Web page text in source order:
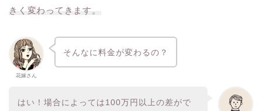
きく変わってきます。
花嫁さん
そんなに料金が変わるの？
はい！場合によっては100万円以上の差がで